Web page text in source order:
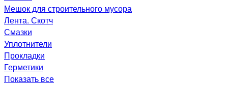
Мешок для строительного мусора
Лента. Скотч
Смазки
Уплотнители
Прокладки
Герметики
Показать все